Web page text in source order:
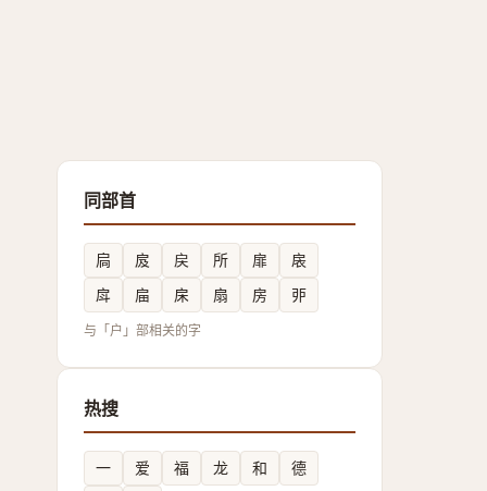
同部首
扃 㧀 戻 所 扉
扆
戽
㧂 㦿 扇 房 戼
与「户」部相关的字
热搜
一 爱 福 龙 和
德